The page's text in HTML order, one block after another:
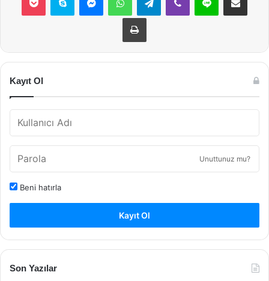
Yazdır
Kayıt Ol
Unuttunuz mu?
Beni hatırla
Kayıt Ol
Son Yazılar